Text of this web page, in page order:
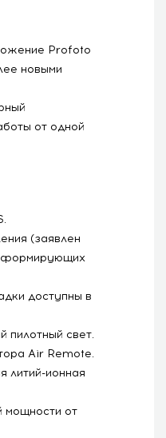
Profoto
новыми
от одной
(заявлен
доступны в
пилотный свет.
Air Remote.
ионная
от